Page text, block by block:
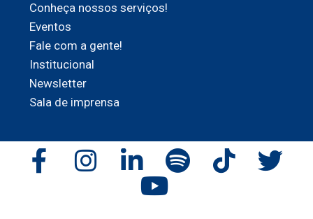
Conheça nossos serviços!
Eventos
Fale com a gente!
Institucional
Newsletter
Sala de imprensa